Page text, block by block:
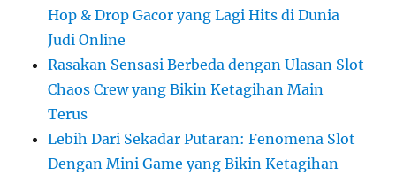
Hop & Drop Gacor yang Lagi Hits di Dunia
Judi Online
Rasakan Sensasi Berbeda dengan Ulasan Slot
Chaos Crew yang Bikin Ketagihan Main
Terus
Lebih Dari Sekadar Putaran: Fenomena Slot
Dengan Mini Game yang Bikin Ketagihan